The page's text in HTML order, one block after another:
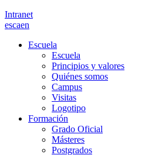
Intranet
escaen
Escuela
Escuela
Principios y valores
Quiénes somos
Campus
Visitas
Logotipo
Formación
Grado Oficial
Másteres
Postgrados